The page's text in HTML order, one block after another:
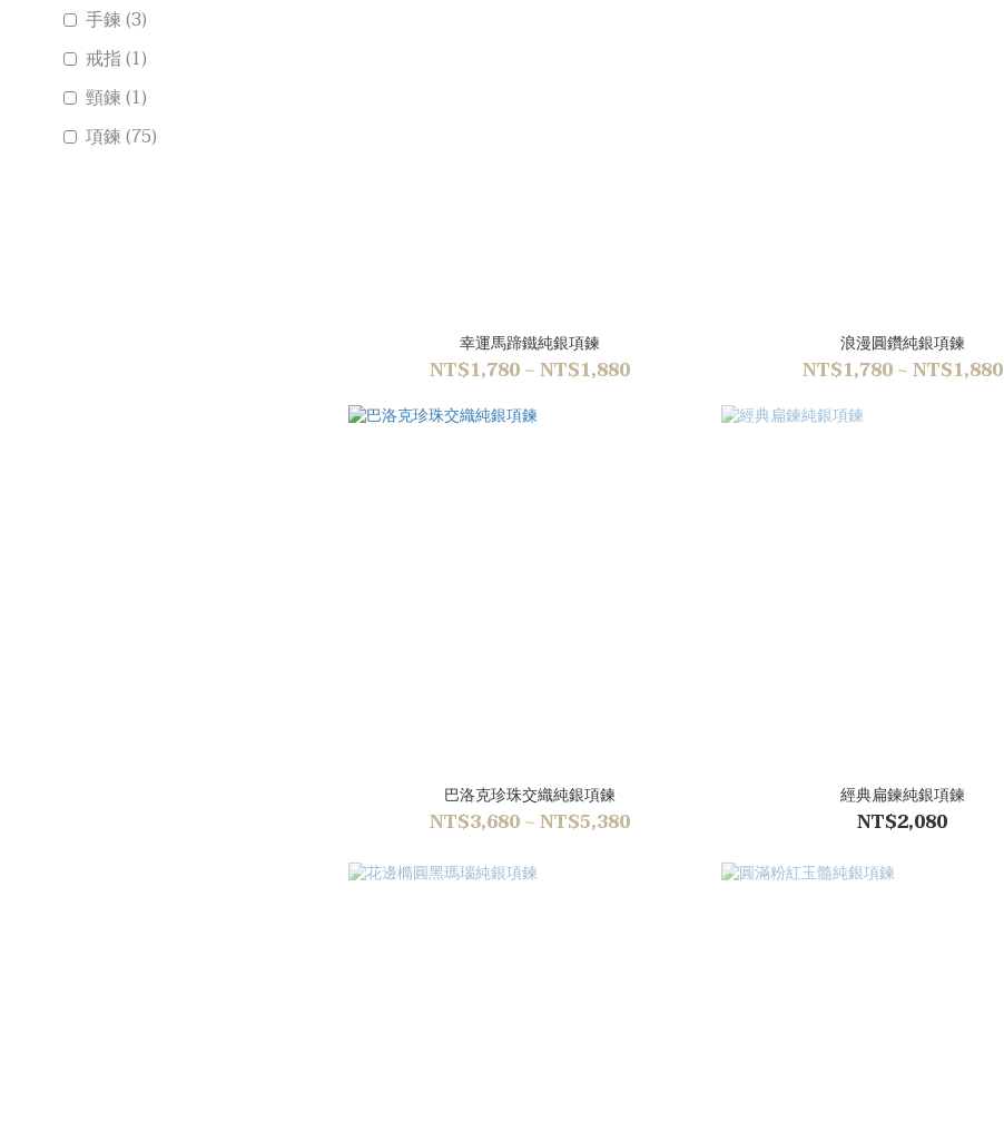
手鍊 (3)
戒指 (1)
頸鍊 (1)
項鍊 (75)
幸運馬蹄鐵純銀項鍊
NT$1,780 ~ NT$1,880
浪漫圓鑽純銀項鍊
NT$1,780 ~ NT$1,880
巴洛克珍珠交織純銀項鍊
NT$3,680 ~ NT$5,380
經典扁鍊純銀項鍊
NT$2,080